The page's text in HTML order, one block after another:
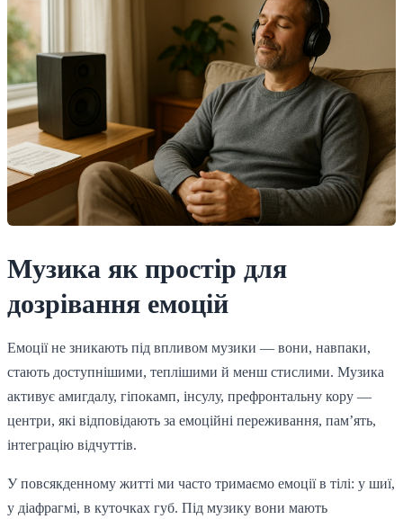
Музика як простір для
дозрівання емоцій
Емоції не зникають під впливом музики — вони, навпаки,
стають доступнішими, теплішими й менш стислими. Музика
активує амигдалу, гіпокамп, інсулу, префронтальну кору —
центри, які відповідають за емоційні переживання, пам’ять,
інтеграцію відчуттів.
У повсякденному житті ми часто тримаємо емоції в тілі: у шиї,
у діафрагмі, в куточках губ. Під музику вони мають